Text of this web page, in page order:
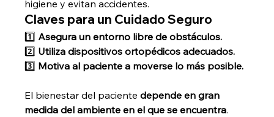
higiene y evitan accidentes.
Claves para un Cuidado Seguro
1️⃣ Asegura un entorno libre de obstáculos.
2️⃣ Utiliza dispositivos ortopédicos adecuados.
3️⃣ Motiva al paciente a moverse lo más posible.
El bienestar del paciente depende en gran
medida del ambiente en el que se encuentra.